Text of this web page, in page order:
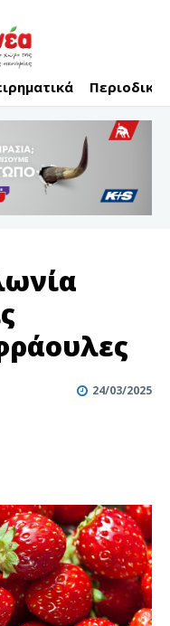
Περιοδικό
24/03/2025